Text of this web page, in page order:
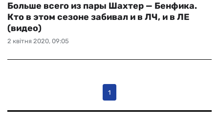
2 квітня 2020, 09:05
Больше всего из пары Шахтер — Бенфика.
Кто в этом сезоне забивал и в ЛЧ, и в ЛЕ
(видео)
1